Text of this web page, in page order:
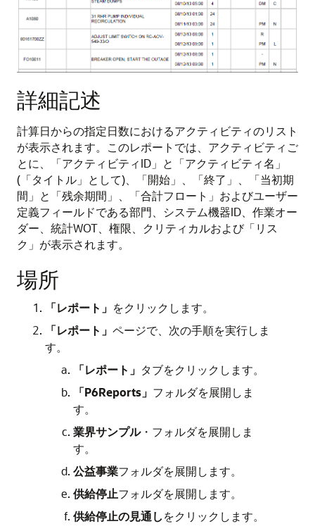
詳細記述
計算日からの指定日数におけるアクティビティのリスト
が表示されます。このレポートでは、アクティビティご
とに、「アクティビティID」と「アクティビティ名」
(「タイトル」として)、「開始」、「終了」、「当初期
間」と「残余期間」、「合計フロート」およびユーザー
定義フィールドである部門、システム機器ID、作業オー
ダー、統計WOT、権限、クリティカルおよび「リス
ク」が表示されます。
場所
「レポート」 をクリックします。
「レポート」 ページで、次の手順を実行しま
す。
「レポート」 タブをクリックします。
「P6Reports」 フォルダを展開しま
す。
業界サンプル・フォルダを展開しま
す。
公益事業フォルダを展開します。
供給停止フォルダを展開します。
供給停止の見通しをクリックします。